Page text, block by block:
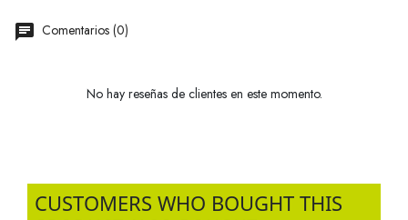
Comentarios (0)
No hay reseñas de clientes en este momento.
CUSTOMERS WHO BOUGHT THIS